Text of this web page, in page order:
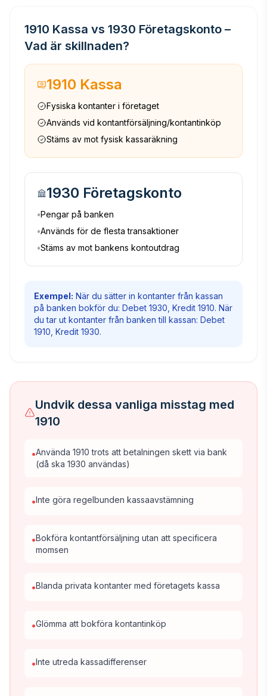
1910 Kassa vs 1930 Företagskonto –
Vad är skillnaden?
1910 Kassa
Fysiska kontanter i företaget
Används vid kontantförsäljning/kontantinköp
Stäms av mot fysisk kassaräkning
1930 Företagskonto
•Pengar på banken
•Används för de flesta transaktioner
•Stäms av mot bankens kontoutdrag
Exempel: När du sätter in kontanter från kassan
på banken bokför du: Debet 1930, Kredit 1910. När
du tar ut kontanter från banken till kassan: Debet
1910, Kredit 1930.
Undvik dessa vanliga misstag med
1910
•Använda 1910 trots att betalningen skett via bank
(då ska 1930 användas)
•Inte göra regelbunden kassaavstämning
•Bokföra kontantförsäljning utan att specificera
momsen
•Blanda privata kontanter med företagets kassa
•Glömma att bokföra kontantinköp
•Inte utreda kassadifferenser